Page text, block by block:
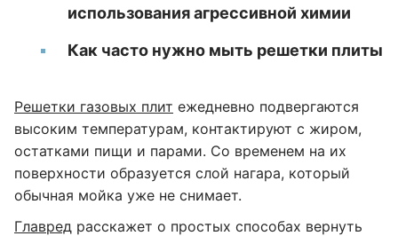
использования агрессивной химии
Как часто нужно мыть решетки плиты
Решетки газовых плит ежедневно подвергаются
высоким температурам, контактируют с жиром,
остатками пищи и парами. Со временем на их
поверхности образуется слой нагара, который
обычная мойка уже не снимает.
Главред расскажет о простых способах вернуть